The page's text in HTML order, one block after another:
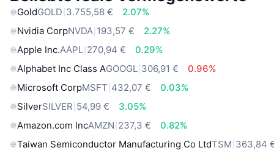
GoldGOLD 3.755,58 €
2.07%
Nvidia CorpNVDA 193,57 €
2.27%
Apple Inc.AAPL 270,94 €
0.29%
Alphabet Inc Class AGOOGL 306,91 €
0.96%
Microsoft CorpMSFT 432,07 €
0.03%
SilverSILVER 54,99 €
3.05%
Amazon.com IncAMZN 237,3 €
0.82%
Taiwan Semiconductor Manufacturing Co LtdTSM 363,84